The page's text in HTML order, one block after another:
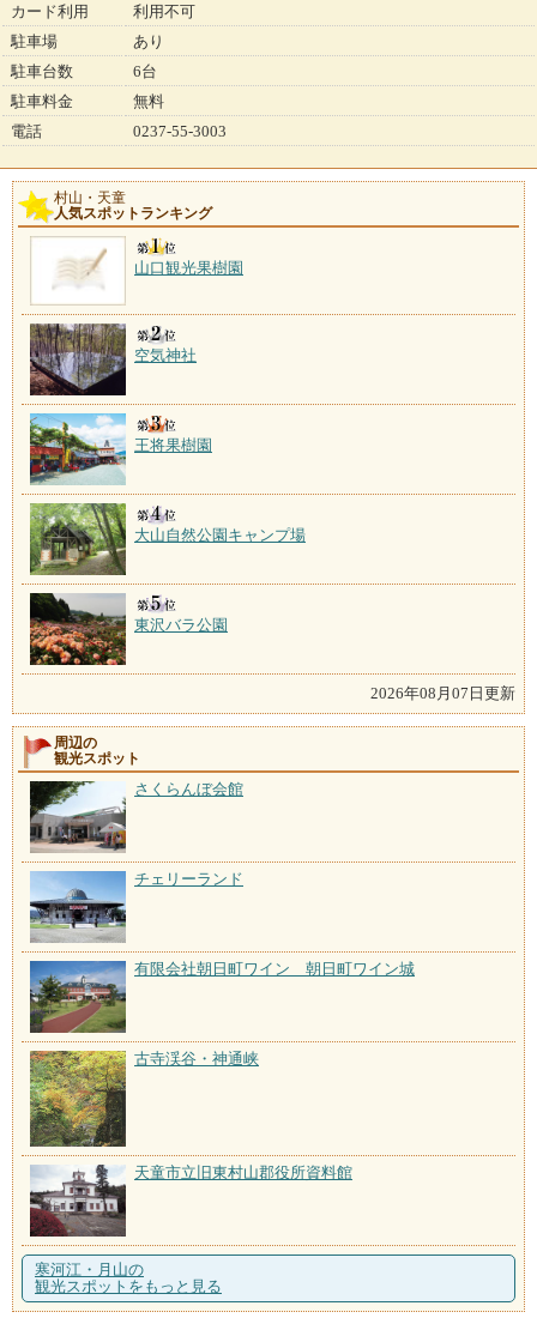
カード利用
利用不可
駐車場
あり
駐車台数
6台
駐車料金
無料
電話
0237-55-3003
村山・天童
人気スポットランキング
山口観光果樹園
空気神社
王将果樹園
大山自然公園キャンプ場
東沢バラ公園
2026年08月07日更新
周辺の
観光スポット
さくらんぼ会館
チェリーランド
有限会社朝日町ワイン 朝日町ワイン城
古寺渓谷・神通峡
天童市立旧東村山郡役所資料館
寒河江・月山の
観光スポットをもっと見る